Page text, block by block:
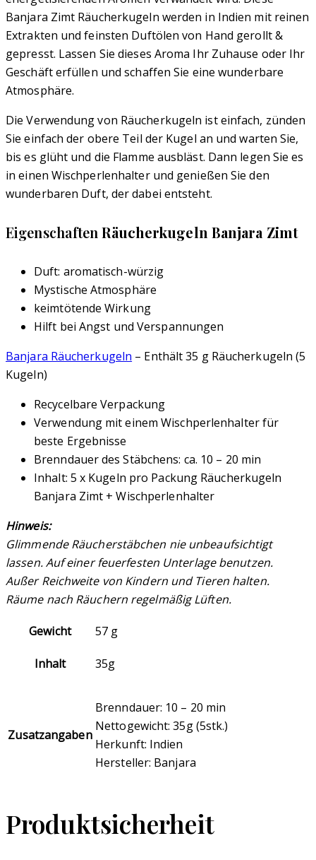
Banjara Zimt Räucherkugeln werden in Indien mit reinen
Extrakten und feinsten Duftölen von Hand gerollt &
gepresst. Lassen Sie dieses Aroma Ihr Zuhause oder Ihr
Geschäft erfüllen und schaffen Sie eine wunderbare
Atmosphäre.
Die Verwendung von Räucherkugeln ist einfach, zünden
Sie einfach der obere Teil der Kugel an und warten Sie,
bis es glüht und die Flamme ausbläst. Dann legen Sie es
in einen Wischperlenhalter und genießen Sie den
wunderbaren Duft, der dabei entsteht.
EigenschaftenRäucherkugeln Banjara Zimt
Duft: aromatisch-würzig
Mystische Atmosphäre
keimtötende Wirkung
Hilft bei Angst und Verspannungen
Banjara Räucherkugeln – Enthält 35 g Räucherkugeln (5
Kugeln)
Recycelbare Verpackung
Verwendung mit einem Wischperlenhalter für
beste Ergebnisse
Brenndauer des Stäbchens: ca. 10 – 20 min
Inhalt: 5 x Kugeln pro Packung Räucherkugeln
Banjara Zimt + Wischperlenhalter
Hinweis:
Glimmende Räucherstäbchen nie unbeaufsichtigt
lassen. Auf einer feuerfesten Unterlage benutzen.
Außer Reichweite von Kindern und Tieren halten.
Räume nach Räuchern regelmäßig Lüften.
Gewicht 57 g
Inhalt 35g
Zusatzangaben
Brenndauer: 10 – 20 min
Nettogewicht: 35g (5stk.)
Herkunft: Indien
Hersteller: Banjara
Produktsicherheit